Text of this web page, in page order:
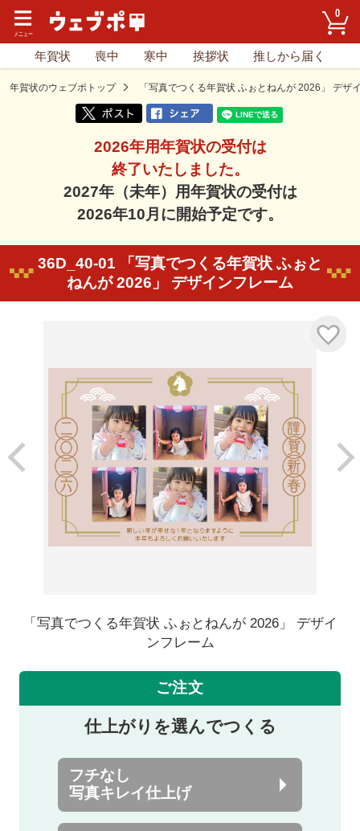
0
年賀状 喪中 寒中 挨拶状 推しから届く
年賀状のウェブポトップ 「写真でつくる年賀状 ふぉとねんが 2026」 デザ
2026年用年賀状の受付は
終了いたしました。
2027年（未年）用年賀状の受付は
2026年10月に開始予定です。
36D_40-01 「写真でつくる年賀状 ふぉと
ねんが 2026」 デザインフレーム
「写真でつくる年賀状 ふぉとねんが 2026」 デザイ
ンフレーム
ご注文
仕上がりを選んでつくる
フチなし
写真キレイ仕上げ